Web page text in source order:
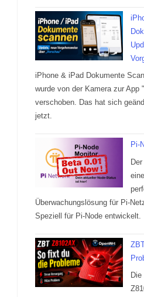
iPhone & iPad Dokumente
wurde von der Kamera zur App
verschoben. Das hat sich
jetzt.
Pi-
Überwachungslösung für Pi-
Speziell für Pi-Node entwickelt.